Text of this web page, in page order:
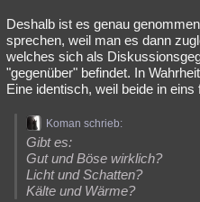
Deshalb ist es genau
sprechen, weil man es dann
welches sich als
"gegenüber" befindet. In
Eine identisch, weil beide in eins
Koman schrieb:
Gibt es:
Gut und Böse wirklich?
Licht und Schatten?
Kälte und Wärme?